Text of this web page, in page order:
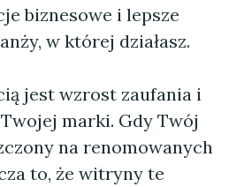
biznesowe i lepsze
w której działasz.
jest wzrost zaufania i
marki. Gdy Twój
na renomowanych
to, że witryny te